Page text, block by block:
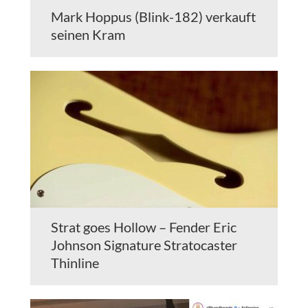
Mark Hoppus (Blink-182) verkauft
seinen Kram
Strat goes Hollow – Fender Eric
Johnson Signature Stratocaster
Thinline